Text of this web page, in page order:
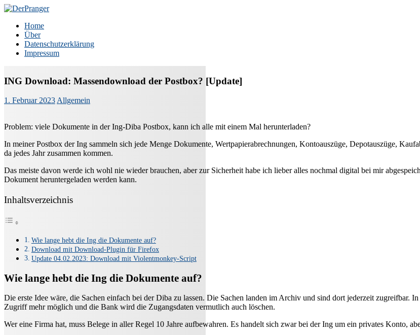
Zum
springen
DerPranger
Finanzen, Freiheit, Prangerei
Home
Über
Datenschutzerklärung
Impressum
ING Download: Massendownload der Postbox? [Update]
1. Februar 2023Allgemein
Problem: viele Dokumente in der Ing-Diba Postbox, kann ich alle mit einem Mal herunterladen?
In meiner Postbox der Ing sammeln sich jede Menge Dokumente, Wertpapierabrechnungen, Kontoauszüge, Depotauszüge,
da jedes Jahr zusammen kommen.
Das meiste davon werde ich wohl nie wieder brauchen, aber zur Sicherheit habe ich lieber alles nochmal digital bei mir
Dokument heruntergeladen werden kann.
Inhaltsverzeichnis
Wie lange hebt die Ing die Dokumente auf?
Download mit Download-Plugin für Firefox
Update 04.02.2023: Download mit Violentmonkey-Script
Wie lange hebt die Ing die Dokumente auf?
Die erste Idee wäre, die Sachen einfach bei der Diba zu lassen. Die Sachen landen im Archiv und sind dort jederzeit zugreifbar.
Zugriff mehr möglich und die Bank wird die Zugangsdaten vermutlich auch löschen.
Wer eine Firma hat, muss Belege in aller Regel 10 Jahre aufbewahren. Es handelt sich zwar bei der Ing um ein privates Konto,